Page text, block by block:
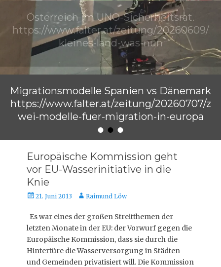
•••
Österreich im UNO-Sicherheitsrat.
https://www.falter.at/zeitung/20260609/
kleines-land-was-nun
Veröffentlicht am Raimund Löw
Migrationsmodelle Spanien vs Dänemark
https://www.falter.at/zeitung/20260707/z
wei-modelle-fuer-migration-in-europa
Raimund Löw
Europäische Kommission geht
vor EU-Wasserinitiative in die
Knie
Veröffentlicht
21. Juni 2013 AutorRaimund Löw
Es war eines der großen Streitthemen der
letzten Monate in der EU: der Vorwurf gegen die
Europäische Kommission, dass sie durch die
Hintertüre die Wasserversorgung in Städten
und Gemeinden privatisiert will. Die Kommission